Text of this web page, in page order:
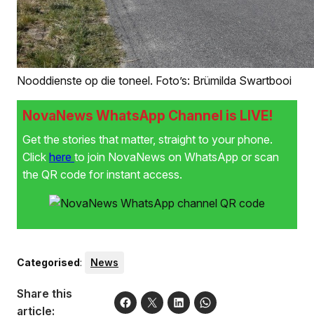
Nooddienste op die toneel. Foto’s: Brümilda Swartbooi
NovaNews WhatsApp Channel is LIVE!
Get the stories that matter, straight to your phone.
Click here to join NovaNews on WhatsApp or scan
the QR code for instant access.
Categorised: News
Share this
article: